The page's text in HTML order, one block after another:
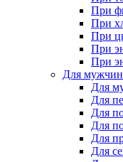
При
При
При
При
При
Для мужчин
Для
Для
Для
Для
Для
Для